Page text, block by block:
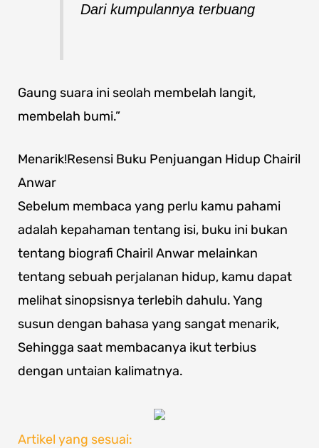
Dari kumpulannya terbuang
Gaung suara ini seolah membelah langit,
membelah bumi.”
Menarik!Resensi Buku Penjuangan Hidup Chairil
Anwar
Sebelum membaca yang perlu kamu pahami
adalah kepahaman tentang isi, buku ini bukan
tentang biografi Chairil Anwar melainkan
tentang sebuah perjalanan hidup, kamu dapat
melihat sinopsisnya terlebih dahulu. Yang
susun dengan bahasa yang sangat menarik,
Sehingga saat membacanya ikut terbius
dengan untaian kalimatnya.
Artikel yang sesuai: